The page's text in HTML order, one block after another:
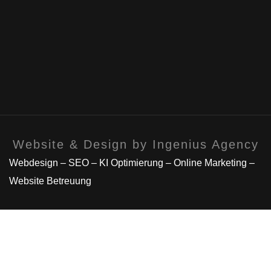
Website & Design by Ingenius Agency
Webdesign – SEO – KI Optimierung – Online Marketing –
Website Betreuung